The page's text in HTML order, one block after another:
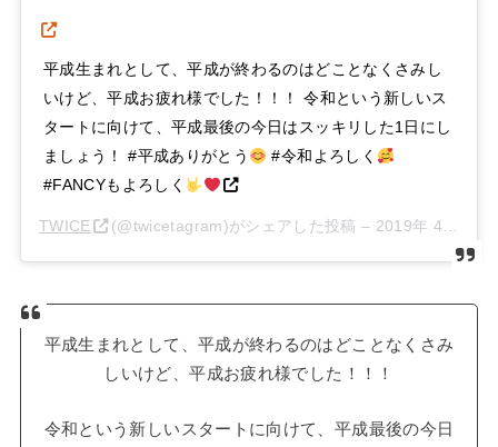
平成生まれとして、平成が終わるのはどことなくさみし
いけど、平成お疲れ様でした！！！ 令和という新しいス
タートに向けて、平成最後の今日はスッキリした1日にし
ましょう！ #平成ありがとう
#令和よろしく
#FANCYもよろしく
TWICE (@twicetagram)がシェアした投稿 – 2019年 4月月30日午前3時00分PDT
平成生まれとして、平成が終わるのはどことなくさみ
しいけど、平成お疲れ様でした！！！
令和という新しいスタートに向けて、平成最後の今日